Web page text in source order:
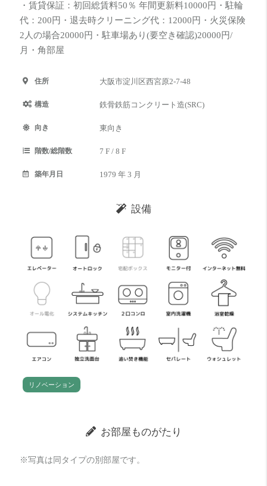
・賃貸保証：初回総賃料50％ 年間更新料10000円・駐輪
代：200円・退去時クリーニング代：12000円・火災保険
2人の場合20000円・駐車場あり(要空き確認)20000円/
月・角部屋
住所 大阪市淀川区西宮原2-7-48
構造 鉄骨鉄筋コンクリート造(SRC)
向き 東向き
階数/総階数 7 F / 8 F
築年月日 1979 年 3 月
設備
リノベーション
お部屋ものがたり
※写真は同タイプの別部屋です。